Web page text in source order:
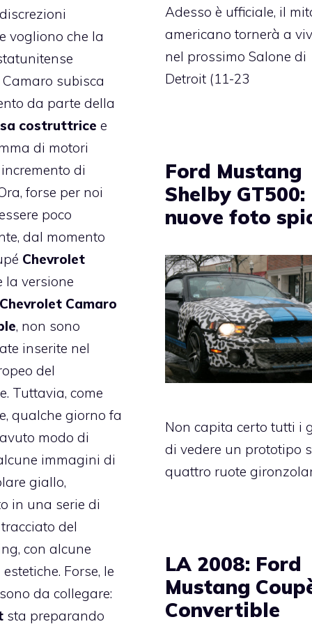
vogliono che la
subisca
da parte della
costruttrice e
di motori
di
forse per noi
poco
dal momento
Chevrolet
la versione
Camaro
, non sono
inserite nel
del
Tuttavia, come
qualche giorno fa
modo di
immagini di
giallo,
in una serie di
del
con alcune
Forse, le
da collegare:
sta preparando
Adesso è ufficiale, il
americano tornerà a
nel prossimo Salone di
Detroit (11-23
Ford Mustang
Shelby GT500:
nuove foto
Non capita certo tutti i
di vedere un prototipo
quattro ruote
LA 2008: Ford
Mustang
Convertible